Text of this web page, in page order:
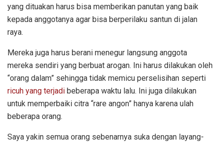
yang dituakan harus bisa memberikan panutan yang baik
kepada anggotanya agar bisa berperilaku santun di jalan
raya.
Mereka juga harus berani menegur langsung anggota
mereka sendiri yang berbuat arogan. Ini harus dilakukan oleh
“orang dalam” sehingga tidak memicu perselisihan seperti
ricuh yang terjadi beberapa waktu lalu. Ini juga dilakukan
untuk memperbaiki citra “rare angon” hanya karena ulah
beberapa orang.
Saya yakin semua orang sebenarnya suka dengan layang-